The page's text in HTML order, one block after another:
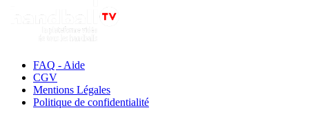
FAQ - Aide
CGV
Mentions Légales
Politique de confidentialité